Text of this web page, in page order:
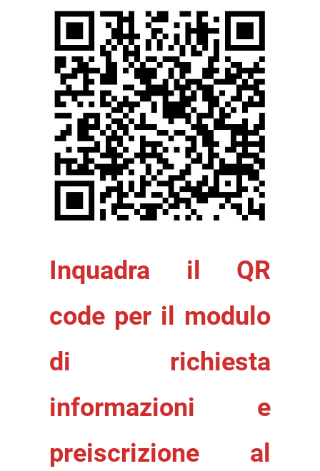
Inquadra il QR
code per il modulo
di richiesta
informazioni e
preiscrizione al